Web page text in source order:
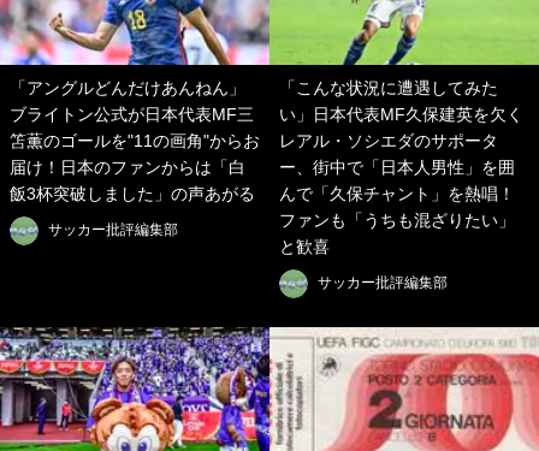
「アングルどんだけあんねん」
ブライトン公式が日本代表MF三
笘薫のゴールを"11の画角"からお
届け！日本のファンからは「白
飯3杯突破しました」の声あがる
サッカー批評編集部
「こんな状況に遭遇してみた
い」日本代表MF久保建英を欠く
レアル・ソシエダのサポータ
ー、街中で「日本人男性」を囲
んで「久保チャント」を熱唱！
ファンも「うちも混ざりたい」
と歓喜
サッカー批評編集部